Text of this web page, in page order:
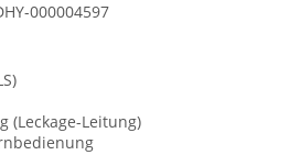
000004597
(Leckage-Leitung)